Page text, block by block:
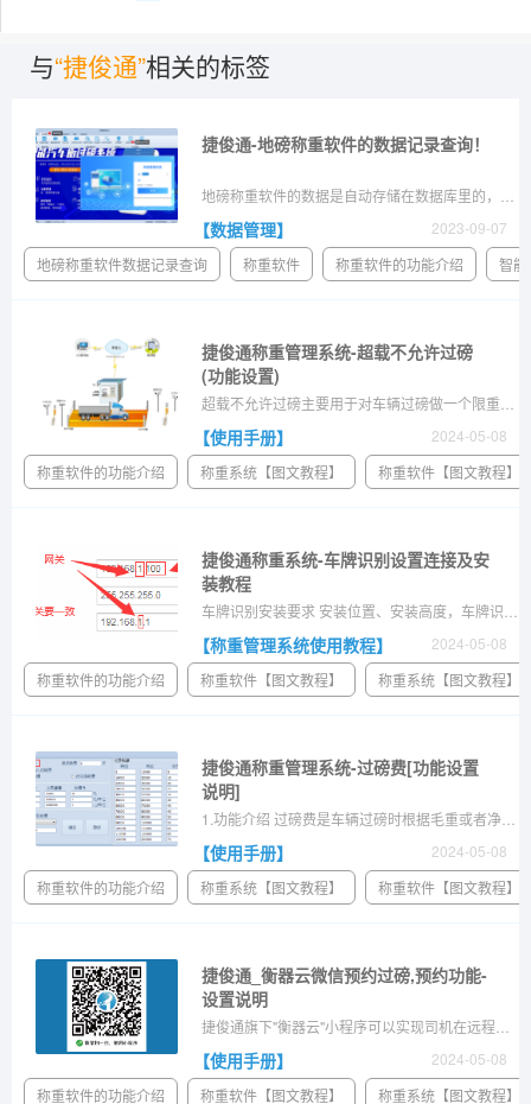
与“捷俊通”相关的标签
【数据管理】
捷俊通-地磅称重软件的数据记录查询！
2023-09-07
地磅称重软件数据记录查询 称重软件 称重软件的功能介绍 智能
【使用手册】
捷俊通称重管理系统-超载不允许过磅
(功能设置)
2024-05-08
称重软件的功能介绍 称重系统【图文教程】 称重软件【图文教程】
【称重管理系统使用教程】
捷俊通称重系统-车牌识别设置连接及安
装教程
2024-05-08
称重软件的功能介绍 称重软件【图文教程】 称重系统【图文教程】
【使用手册】
捷俊通称重管理系统-过磅费[功能设置
说明]
2024-05-08
称重软件的功能介绍 称重系统【图文教程】 称重软件【图文教程】
【使用手册】
捷俊通_衡器云微信预约过磅,预约功能-
设置说明
2024-05-08
称重软件的功能介绍 称重软件【图文教程】 称重系统【图文教程】